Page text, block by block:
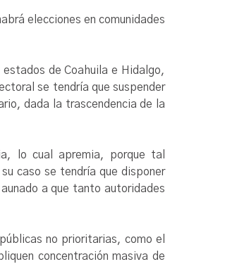
elecciones en comunidades
de Coahuila e Hidalgo,
se tendría que suspender
dada la trascendencia de la
lo cual apremia, porque tal
caso se tendría que disponer
a que tanto autoridades
no prioritarias, como el
concentración masiva de